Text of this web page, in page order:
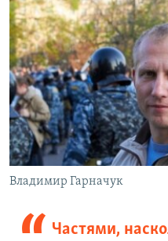
Владимир Гарначук
Частями,